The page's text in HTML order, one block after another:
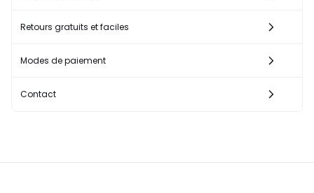
Retours gratuits et faciles
Modes de paiement
Contact